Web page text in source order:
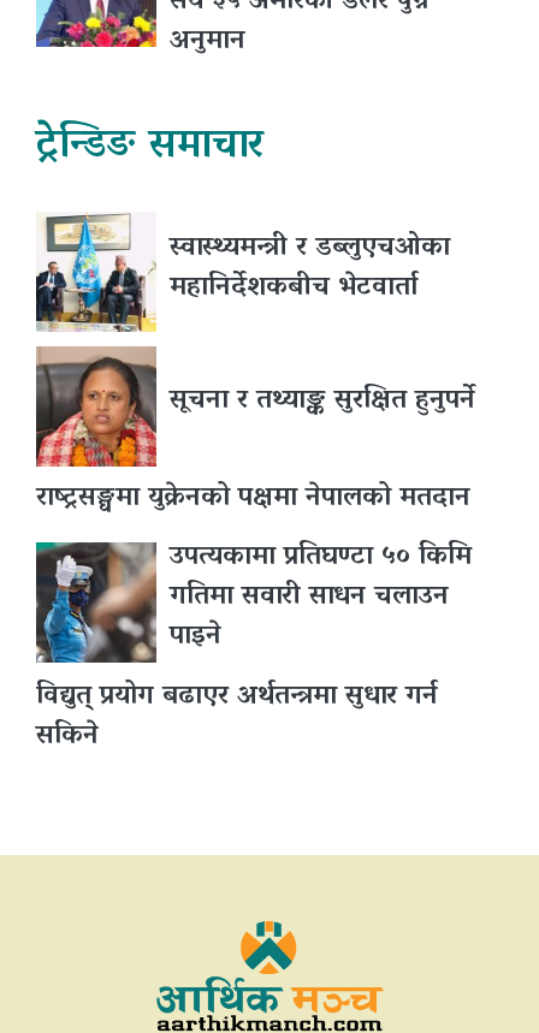
अनुमान
ट्रेन्डिङ समाचार
स्वास्थ्यमन्त्री र डब्लुएचओका
महानिर्देशकबीच भेटवार्ता
सूचना र तथ्याङ्क सुरक्षित हुनुपर्ने
राष्ट्रसङ्घमा युक्रेनको पक्षमा नेपालको मतदान
उपत्यकामा प्रतिघण्टा ५० किमि
गतिमा सवारी साधन चलाउन
पाइने
विद्युत् प्रयोग बढाएर अर्थतन्त्रमा सुधार गर्न
सकिने